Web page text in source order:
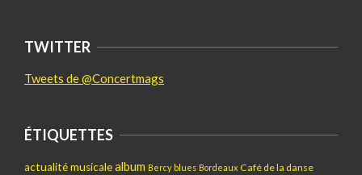
TWITTER
Tweets de @Concertmags
ÉTIQUETTES
actualité musicalealbum Bercy blues Bordeaux Café de la danse